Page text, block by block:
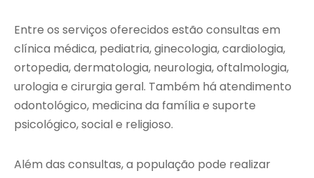
Entre os serviços oferecidos estão consultas em
clínica médica, pediatria, ginecologia, cardiologia,
ortopedia, dermatologia, neurologia, oftalmologia,
urologia e cirurgia geral. Também há atendimento
odontológico, medicina da família e suporte
psicológico, social e religioso.
Além das consultas, a população pode realizar